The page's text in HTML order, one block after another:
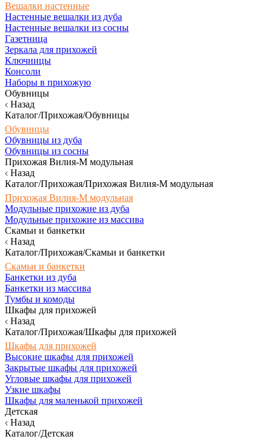
Вешалки настенные
Настенные вешалки из дуба
Настенные вешалки из сосны
Газетница
Зеркала для прихожей
Ключницы
Консоли
Наборы в прихожую
Обувницы
Назад
Каталог/Прихожая/Обувницы
Обувницы
Обувницы из дуба
Обувницы из сосны
Прихожая Вилия-М модульная
Назад
Каталог/Прихожая/Прихожая Вилия-М модульная
Прихожая Вилия-М модульная
Модульные прихожие из дуба
Модульные прихожие из массива
Скамьи и банкетки
Назад
Каталог/Прихожая/Скамьи и банкетки
Скамьи и банкетки
Банкетки из дуба
Банкетки из массива
Тумбы и комоды
Шкафы для прихожей
Назад
Каталог/Прихожая/Шкафы для прихожей
Шкафы для прихожей
Высокие шкафы для прихожей
Закрытые шкафы для прихожей
Угловые шкафы для прихожей
Узкие шкафы
Шкафы для маленькой прихожей
Детская
Назад
Каталог/Детская